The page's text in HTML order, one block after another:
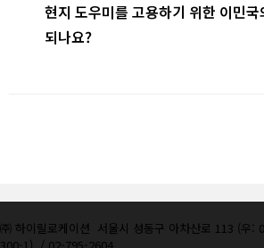
현지 도우미를 고용하기 위한 이민
되나요?
㈜ 하이릴로케이션 서울시 성동구 아차산로 113 (우: